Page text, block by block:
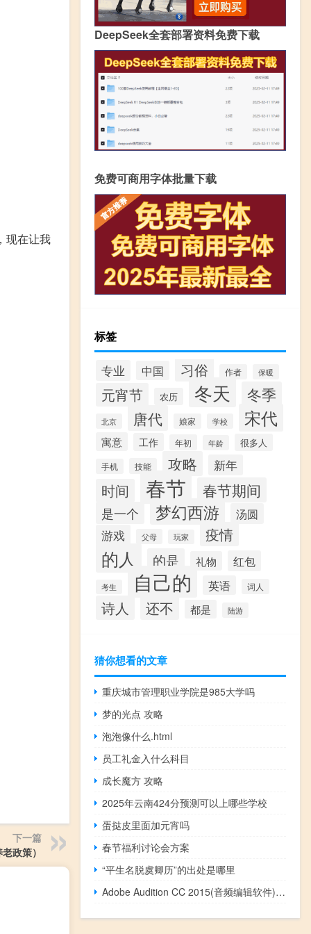
现在让我
下一篇
政策）
DeepSeek全套部署资料免费下载
免费可商用字体批量下载
标签
专业 中国 习俗 作者 保暖
元宵节 农历 冬天 冬季
北京 唐代 娘家 学校 宋代
寓意 工作 年初 年龄 很多人
手机 技能 攻略 新年
时间 春节 春节期间
是一个 梦幻西游
汤圆
游戏
父母 玩家 疫情
的人 的是 礼物 红包
考生 自己的 英语 词人
诗人 还不 都是 陆游
猜你想看的文章
重庆城市管理职业学院是985大学吗
梦的光点 攻略
泡泡像什么.html
员工礼金入什么科目
成长魔方 攻略
2025年云南424分预测可以上哪些学校
蛋挞皮里面加元宵吗
春节福利讨论会方案
“平生名脱虞卿历”的出处是哪里
Adobe Audition CC 2015(音频编辑软件) V9.2.1 中文破解绿色版（Adobe Audition CC 2015(音频编辑软件) V9.2.1 中文破解绿色版功能简介）